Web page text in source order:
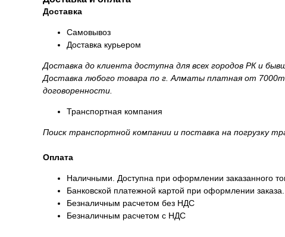
Доставка
Самовывоз
Доставка курьером
Доставка до клиента доступна для всех городов РК и
Доставка любого товара по г. Алматы платная от
договоренности.
Транспортная компания
Поиск транспортной компании и поставка на погрузку
Оплата
Наличными. Доступна при оформлении заказанного
Банковской платежной картой при оформлении
Безналичным расчетом без НДС
Безналичным расчетом с НДС